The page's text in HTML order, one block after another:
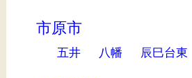
市原市
五井 八幡 辰巳台東